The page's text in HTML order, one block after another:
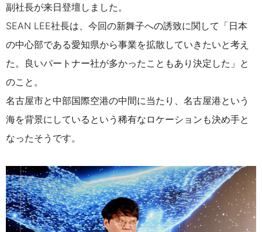
副社長が来日登壇しました。
SEAN LEE社長は、今回の新舞子への誘致に関して「日本
の中心部である愛知県から事業を拡散していきたいと考え
た。 良いパートナー社が多かったこともあり決定した」 と
のこと。
名古屋市と中部国際空港の中間に当たり、名古屋港という
海を背景にしているという稀有なロケーションも決め手と
なったそうです。